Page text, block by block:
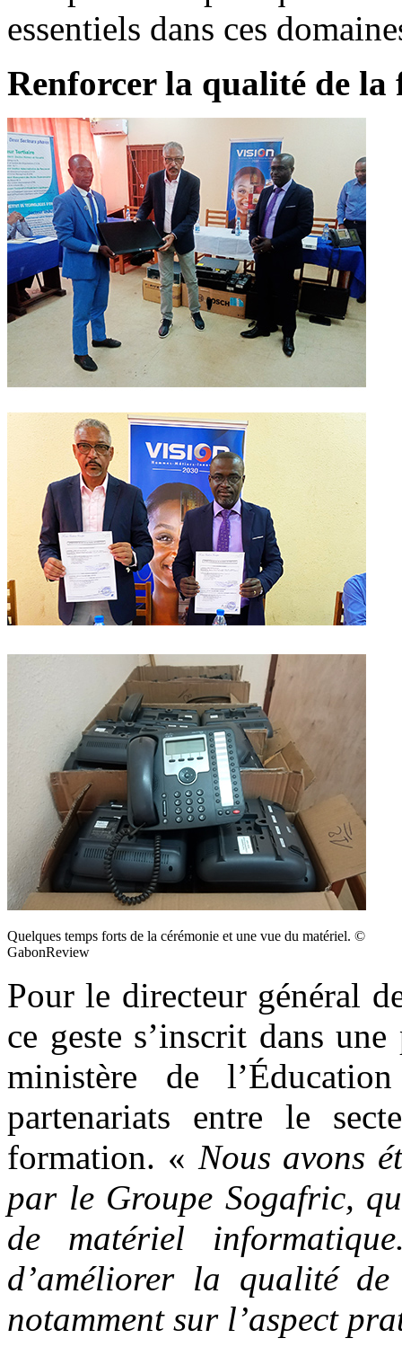
essentiels dans ces
Renforcer la qualité de
Quelques temps forts de la cérémonie et une vue du matériel. ©
GabonReview
Pour le directeur général
ce geste s’inscrit dans
ministère de
partenariats entre le
formation. « Nous avons
par le Groupe Sogafric,
de matériel
d’améliorer la qualité
notamment sur l’aspect